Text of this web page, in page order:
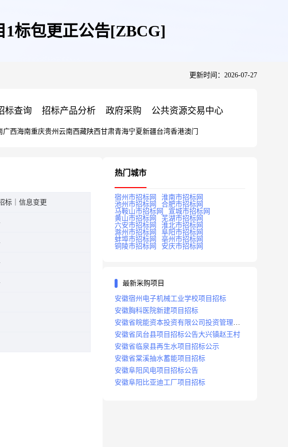
1标包更正公告[ZBCG]
更新时间：2026-07-27
标查询 招标产品分析 政府采购 公共资源交易中心
广西海南重庆贵州 云南西藏陕西甘肃青海宁夏新疆台湾香港澳门
标｜信息变更
热门城市
宿州市招标网
淮南市招标网
池州市招标网
合肥市招标网
马鞍山市招标网
宣城市招标网
黄山市招标网
芜湖市招标网
六安市招标网
淮北市招标网
滁州市招标网
阜阳市招标网
蚌埠市招标网
亳州市招标网
铜陵市招标网
安庆市招标网
最新采购项目
安徽宿州电子机械工业学校项目招标
安徽胸科医院新建项目招标
安徽省皖能资本投资有限公司投资管理系
统建设项目招标
安徽省凤台县项目招标公告大兴镇赵王村
安徽省临泉县再生水项目招标公示
安徽省棠溪抽水蓄能项目招标
安徽阜阳风电项目招标公告
安徽阜阳比亚迪工厂项目招标